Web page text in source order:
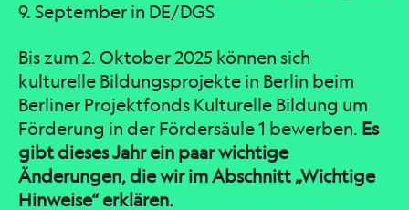
9. September in DE/DGS
Bis zum 2. Oktober 2025 können sich
kulturelle Bildungsprojekte in Berlin beim
Berliner Projektfonds Kulturelle Bildung um
Förderung in der Fördersäule 1 bewerben. Es
gibt dieses Jahr ein paar wichtige
Änderungen, die wir im Abschnitt „Wichtige
Hinweise“ erklären.